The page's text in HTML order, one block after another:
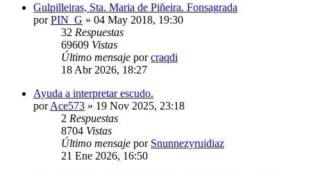
Gulpilleiras, Sta. Maria de Piñeira. Fonsagrada
porPIN_G » 04 May 2018, 19:30
32 Respuestas
69609 Vistas
Último mensaje porcraqdi
18 Abr 2026, 18:27
Ayuda a interpretar escudo.
porAce573 » 19 Nov 2025, 23:18
2 Respuestas
8704 Vistas
Último mensaje por Snunnezyruidiaz
21 Ene 2026, 16:50